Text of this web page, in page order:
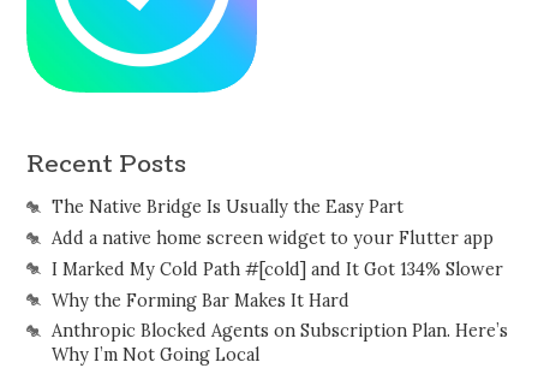
Recent Posts
The Native Bridge Is Usually the Easy Part
Add a native home screen widget to your Flutter app
I Marked My Cold Path #[cold] and It Got 134% Slower
Why the Forming Bar Makes It Hard
Anthropic Blocked Agents on Subscription Plan. Here’s
Why I’m Not Going Local